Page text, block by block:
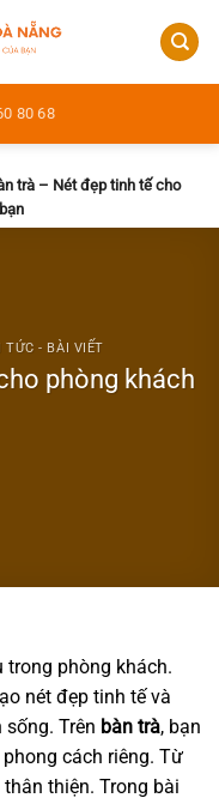
80 68
trà – Nét đẹp tinh tế cho
TỨC - BÀI VIẾT
phòng khách
trong phòng khách.
nét đẹp tinh tế và
Trên bàn trà, bạn
cách riêng. Từ
thiện. Trong bài